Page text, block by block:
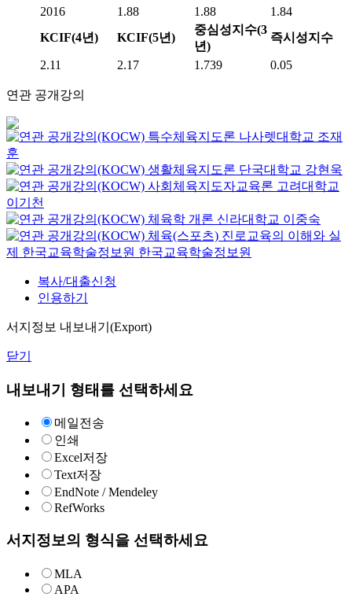
2016 1.88 1.88
1.84
KCIF(4년)
KCIF(5년)
중심성지수(3
년)
즉시성지수
2.11 2.17 1.739 0.05
연관 공개강의
특수체육지도론 나사렛대학교 조재
훈
생활체육지도론 단국대학교 강현욱
사회체육지도자교육론 고려대학교
이기천
체육학 개론 신라대학교 이중숙
체육(스포츠) 진로교육의 이해와 실
제 한국교육학술정보원 한국교육학술정보원
복사/대출신청
인용하기
서지정보 내보내기(Export)
닫기
내보내기 형태를 선택하세요
메일전송
인쇄
Excel저장
Text저장
EndNote / Mendeley
RefWorks
서지정보의 형식을 선택하세요
MLA
APA